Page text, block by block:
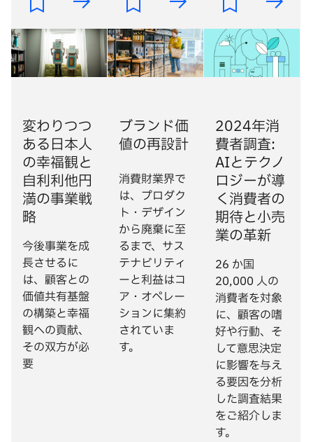
変わりつつ
ある日本人
の幸福観と
自利利他円
満の事業戦
略
今後事業を成
長させるに
は、顧客との
価値共有基盤
の構築と幸福
観への貢献、
その双方が必
要
ブランド価
値の再設計
消費財業界で
は、プロダク
ト・デザイン
から廃棄に至
るまで、サス
テナビリティ
ーと利益はコ
ア・オペレー
ションに集約
されていま
す。
2024年消
費者調査:
AIとテクノ
ロジーが導
く消費者の
期待と小売
業の革新
26 か国
20,000 人の
消費者を対象
に、顧客の嗜
好や行動、そ
して意思決定
に影響を与え
る要因を分析
した調査結果
をご紹介しま
す。